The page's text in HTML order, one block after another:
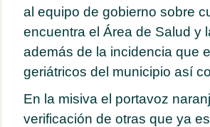
al equipo de gobierno sobre
encuentra el Área de Salud y
además de la incidencia que
geriátricos del municipio así
En la misiva el portavoz
verificación de otras que ya